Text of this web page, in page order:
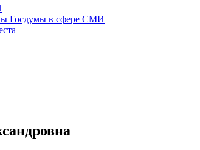
Госдумы в сфере СМИ